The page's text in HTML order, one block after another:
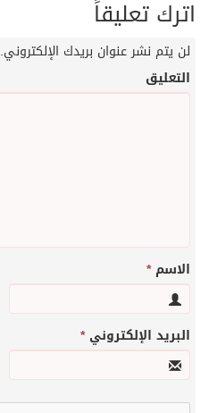
اترك تعليقاً
لن يتم نشر عنوان بريدك الإلكتروني.
التعليق
الاسم*
البريد الإلكتروني*